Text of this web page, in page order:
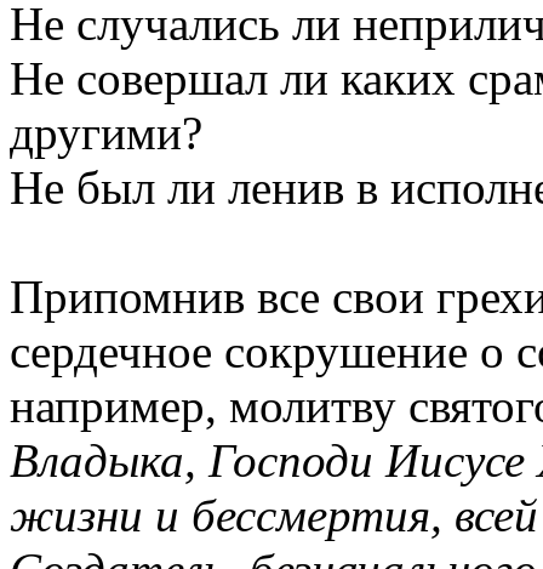
Не случались ли
Не совершал ли каких
другими?
Не был ли ленив в
Припомнив все свои
сердечное сокрушение о
например, молитву
Владыка, Господи
жизни и бессмертия,